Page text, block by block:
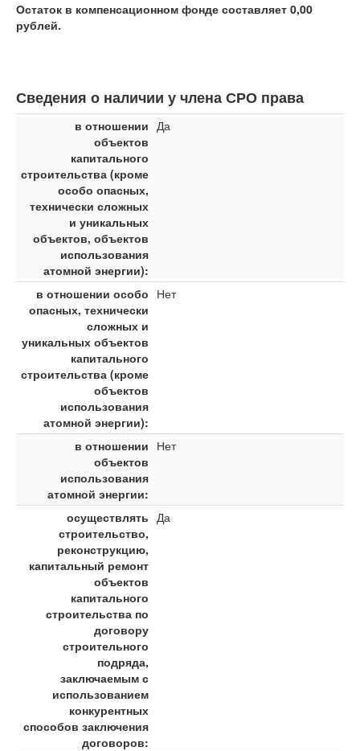
Остаток в компенсационном фонде составляет 0,00
рублей.
Сведения о наличии у члена СРО права
в отношении
объектов
капитального
строительства (кроме
особо опасных,
технически сложных
и уникальных
объектов, объектов
использования
атомной энергии):
Да
в отношении особо
опасных, технически
сложных и
уникальных объектов
капитального
строительства (кроме
объектов
использования
атомной энергии):
Нет
в отношении
объектов
использования
атомной энергии:
Нет
осуществлять
строительство,
реконструкцию,
капитальный ремонт
объектов
капитального
строительства по
договору
строительного
подряда,
заключаемым с
использованием
конкурентных
способов заключения
договоров:
Да